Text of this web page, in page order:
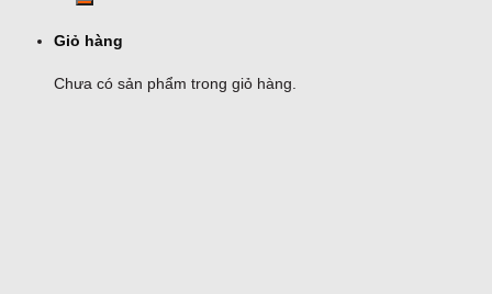
Giỏ hàng
Chưa có sản phẩm trong giỏ hàng.